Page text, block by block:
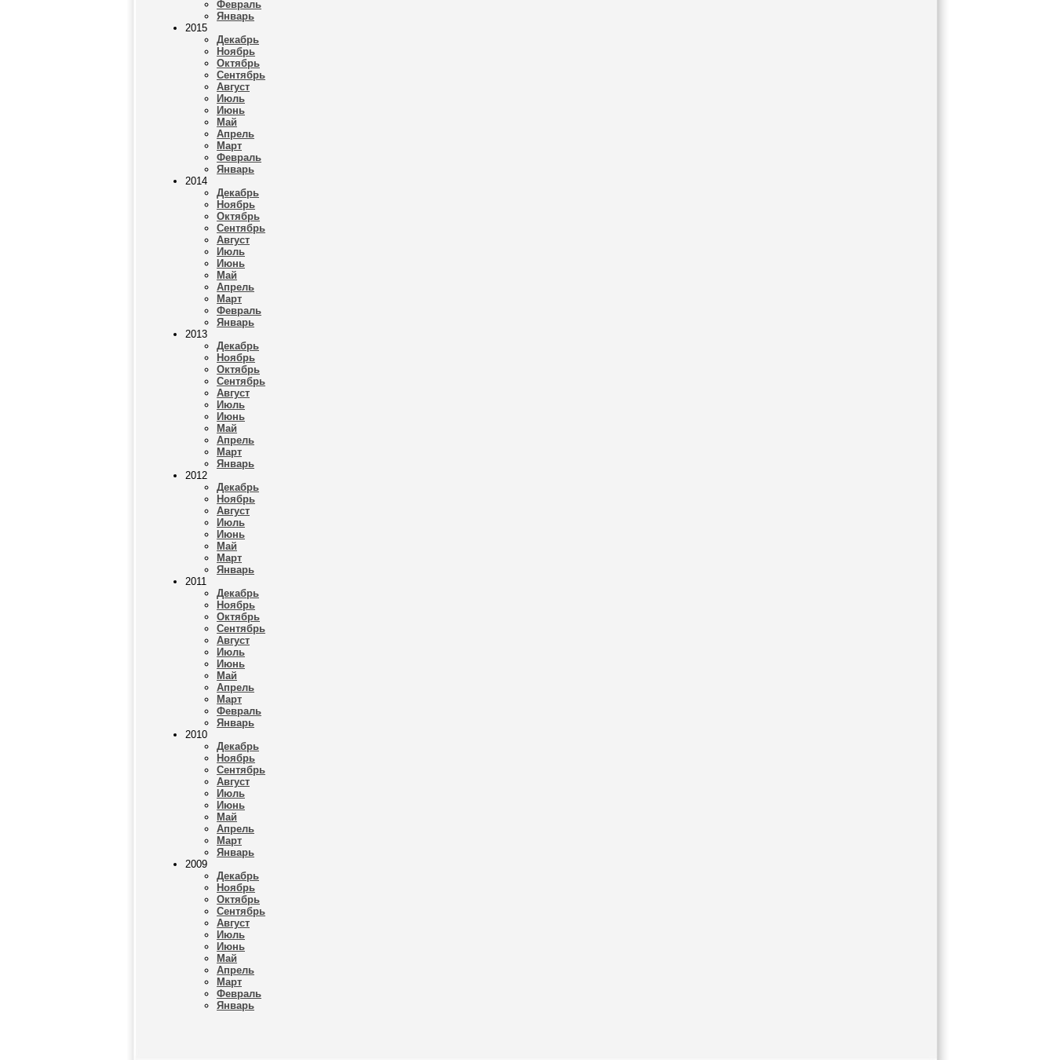
Февраль
Январь
2015
Декабрь
Ноябрь
Октябрь
Сентябрь
Август
Июль
Июнь
Май
Апрель
Март
Февраль
Январь
2014
Декабрь
Ноябрь
Октябрь
Сентябрь
Август
Июль
Июнь
Май
Апрель
Март
Февраль
Январь
2013
Декабрь
Ноябрь
Октябрь
Сентябрь
Август
Июль
Июнь
Май
Апрель
Март
Январь
2012
Декабрь
Ноябрь
Август
Июль
Июнь
Май
Март
Январь
2011
Декабрь
Ноябрь
Октябрь
Сентябрь
Август
Июль
Июнь
Май
Апрель
Март
Февраль
Январь
2010
Декабрь
Ноябрь
Сентябрь
Август
Июль
Июнь
Май
Апрель
Март
Январь
2009
Декабрь
Ноябрь
Октябрь
Сентябрь
Август
Июль
Июнь
Май
Апрель
Март
Февраль
Январь